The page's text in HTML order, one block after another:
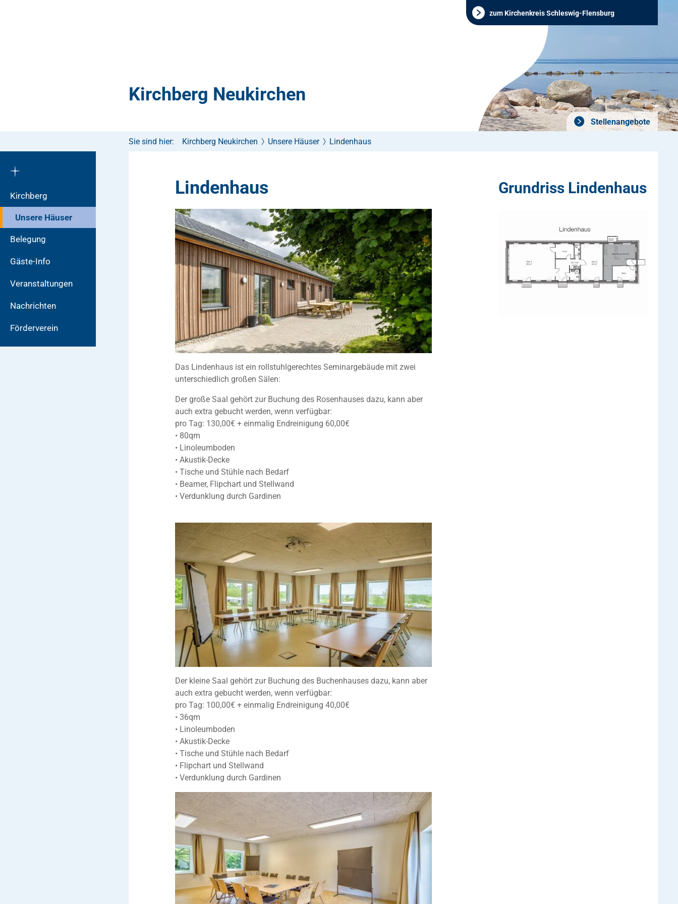
zum Kirchenkreis Schleswig-Flensburg
Kirchberg Neukirchen
Stellenangebote
Kirchberg
Unsere Häuser
Belegung
Gäste-Info
Veranstaltungen
Nachrichten
Förderverein
Sie sind hier: Kirchberg Neukirchen Unsere Häuser Lindenhaus
Lindenhaus
Das Lindenhaus ist ein rollstuhlgerechtes Seminargebäude mit zwei
unterschiedlich großen Sälen:
Der große Saal gehört zur Buchung des Rosenhauses dazu, kann aber
auch extra gebucht werden, wenn verfügbar:
pro Tag: 130,00€ + einmalig Endreinigung 60,00€
• 80qm
• Linoleumboden
• Akustik-Decke
• Tische und Stühle nach Bedarf
• Beamer, Flipchart und Stellwand
• Verdunklung durch Gardinen
Der kleine Saal gehört zur Buchung des Buchenhauses dazu, kann aber
auch extra gebucht werden, wenn verfügbar:
pro Tag: 100,00€ + einmalig Endreinigung 40,00€
• 36qm
• Linoleumboden
• Akustik-Decke
• Tische und Stühle nach Bedarf
• Flipchart und Stellwand
• Verdunklung durch Gardinen
Grundriss Lindenhaus